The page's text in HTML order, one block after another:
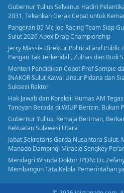
Gubernur Yulius Selvanus Hadiri
2031, Tekankan Gerak Cepat untuk
Pangeran 05 Mc Joe Racing Team Siap
Sulut 2026 Apex Drag Championship
Jerry Massie Direktur Political and Public
Pangan Tak Terkendali, Zulhas dan Budi
Menteri Pendidikan Copot Prof Sompie
INAKOR Sulut Kawal Unsur Pidana dan
Suksesi Rektor
Hak Jawab dan Koreksi: Humas AM
Tanoyan Berada di WIUP Berizin, Bukan
Gubernur Yulius: Remaja Beriman,
Kekuatan Sulawesi Utara
Jabat Sekretaris Garda Nusantara Sulut.
Manado Dampingi Miracle Sengkey
Mendagri Wisuda Doktor IPDN: Dr.
Membangun Tata Kelola Pemerintahan